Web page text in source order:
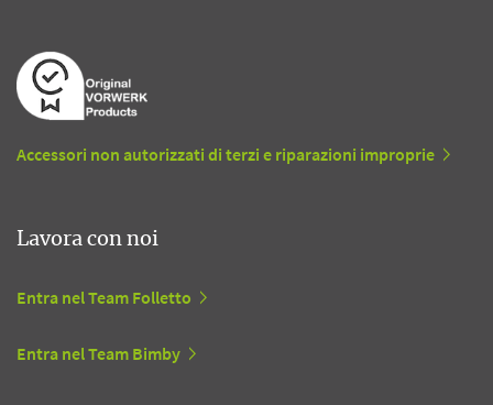
Accessori non autorizzati di terzi e riparazioni improprie
Lavora con noi
Entra nel Team Folletto
Entra nel Team Bimby